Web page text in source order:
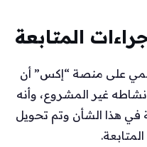
المتابعة
على منصة “إكس” أن
غير المشروع، وأنه
في هذا الشأن وتم تحويل